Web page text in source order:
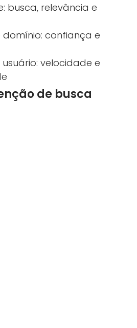
busca, relevância e
confiança e
usuário: velocidade e
de busca